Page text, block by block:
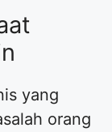
yang
orang